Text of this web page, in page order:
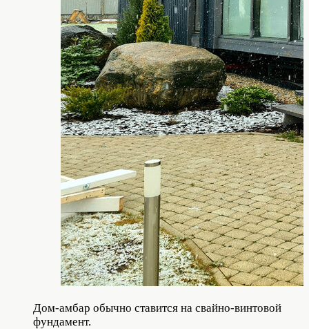
Дом-амбар обычно ставится на свайно-винтовой
фундамент.